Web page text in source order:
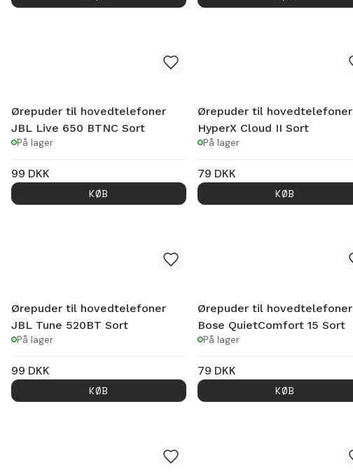
Ørepuder til hovedtelefoner
JBL Live 650 BTNC Sort
På lager
99 DKK
KØB
Ørepuder til hovedtelefoner
HyperX Cloud II Sort
På lager
79 DKK
KØB
Ørepuder til hovedtelefoner
JBL Tune 520BT Sort
På lager
99 DKK
KØB
Ørepuder til hovedtelefoner
Bose QuietComfort 15 Sort
På lager
79 DKK
KØB